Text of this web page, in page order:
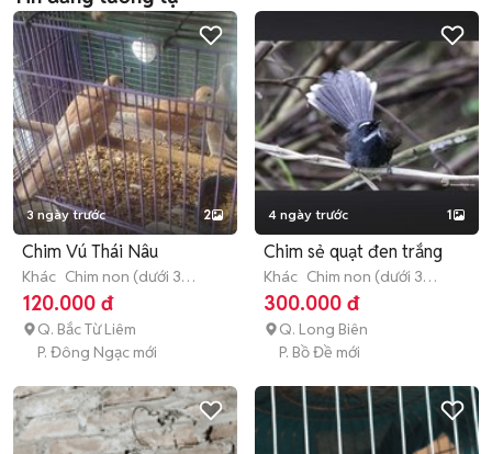
3 ngày trước 2
Chim Vú Thái Nâu
Khác Chim non (dưới 3
tháng tuổi)
120.000 đ
Q. Bắc Từ Liêm
P. Đông Ngạc mới
4 ngày trước 1
Chim sẻ quạt đen trắng
Khác Chim non (dưới 3
tháng tuổi)
300.000 đ
Q. Long Biên
P. Bồ Đề mới